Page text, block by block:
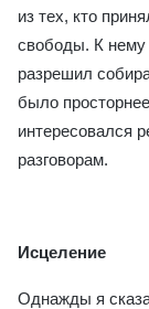
из тех, кто
свободы. К нему
разрешил
было
интересовался
разговорам.
Исцеление
Однажды я